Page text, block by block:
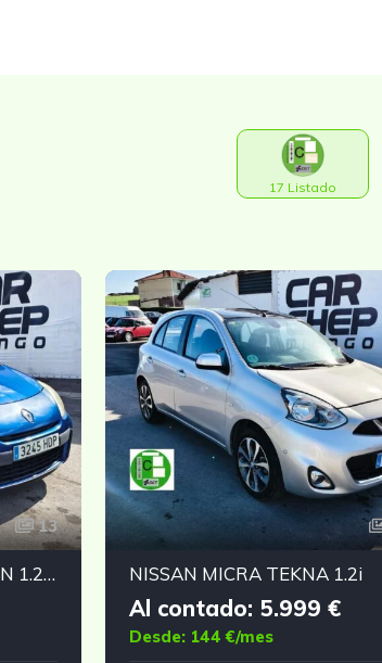
17 Listado
13
RENAULT CLIO EXPRESION 1.2 16V NISSAN MICRA TEKNA 1.2i
Al contado: 5.999 €
Desde: 144 €/mes